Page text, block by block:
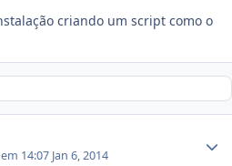
criando um script como o
14:07 Jan 6, 2014